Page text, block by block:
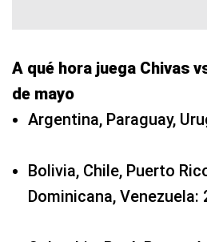
A qué hora juega Chivas
de mayo
Argentina, Paraguay,
Bolivia, Chile, Puerto
Dominicana, Venezuela: